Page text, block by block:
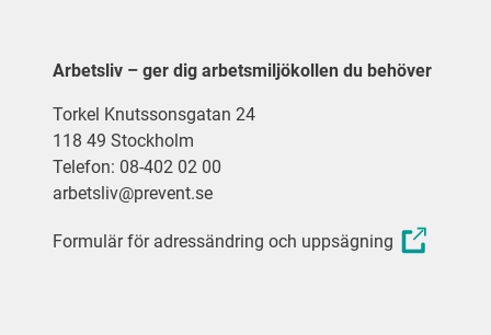
Arbetsliv – ger dig arbetsmiljökollen du behöver
Torkel Knutssonsgatan 24
118 49 Stockholm
Telefon: 08-402 02 00
arbetsliv@prevent.se
Formulär för adressändring och uppsägning